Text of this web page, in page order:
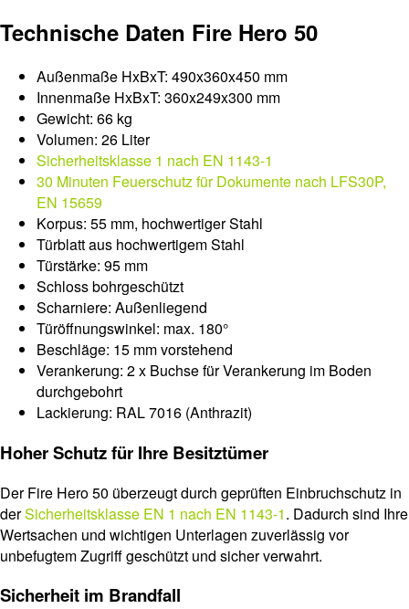
Technische Daten Fire Hero 50
Außenmaße HxBxT: 490x360x450 mm
Innenmaße HxBxT: 360x249x300 mm
Gewicht: 66 kg
Volumen: 26 Liter
Sicherheitsklasse 1 nach EN 1143-1
30 Minuten Feuerschutz für Dokumente nach LFS30P,
EN 15659
Korpus: 55 mm, hochwertiger Stahl
Türblatt aus hochwertigem Stahl
Türstärke: 95 mm
Schloss bohrgeschützt
Scharniere: Außenliegend
Türöffnungswinkel: max. 180°
Beschläge: 15 mm vorstehend
Verankerung: 2 x Buchse für Verankerung im Boden
durchgebohrt
Lackierung: RAL 7016 (Anthrazit)
Hoher Schutz für Ihre Besitztümer
Der Fire Hero 50 überzeugt durch geprüften Einbruchschutz in
derSicherheitsklasse EN 1 nach EN 1143-1. Dadurch sind Ihre
Wertsachen und wichtigen Unterlagen zuverlässig vor
unbefugtem Zugriff geschützt und sicher verwahrt.
Sicherheit im Brandfall